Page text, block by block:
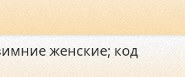
женские; код